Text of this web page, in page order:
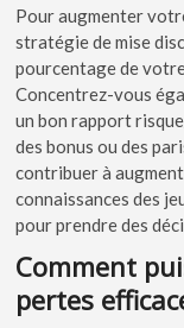
Pour augmenter
stratégie de mise
pourcentage de
Concentrez-vous
un bon rapport
des bonus ou des
contribuer à
connaissances des
pour prendre des
Comment
pertes